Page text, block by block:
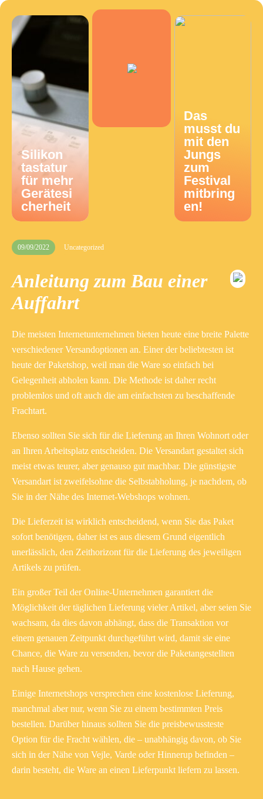
Silikon
tastatur
für mehr
Gerätesi
cherheit
Das
musst du
mit den
Jungs
zum
Festival
mitbring
en!
09/09/2022 Uncategorized
Anleitung zum Bau einer
Auffahrt
Die meisten Internetunternehmen bieten heute eine breite Palette
verschiedener Versandoptionen an. Einer der beliebtesten ist
heute der Paketshop, weil man die Ware so einfach bei
Gelegenheit abholen kann. Die Methode ist daher recht
problemlos und oft auch die am einfachsten zu beschaffende
Frachtart.
Ebenso sollten Sie sich für die Lieferung an Ihren Wohnort oder
an Ihren Arbeitsplatz entscheiden. Die Versandart gestaltet sich
meist etwas teurer, aber genauso gut machbar. Die günstigste
Versandart ist zweifelsohne die Selbstabholung, je nachdem, ob
Sie in der Nähe des Internet-Webshops wohnen.
Die Lieferzeit ist wirklich entscheidend, wenn Sie das Paket
sofort benötigen, daher ist es aus diesem Grund eigentlich
unerlässlich, den Zeithorizont für die Lieferung des jeweiligen
Artikels zu prüfen.
Ein großer Teil der Online-Unternehmen garantiert die
Möglichkeit der täglichen Lieferung vieler Artikel, aber seien Sie
wachsam, da dies davon abhängt, dass die Transaktion vor
einem genauen Zeitpunkt durchgeführt wird, damit sie eine
Chance, die Ware zu versenden, bevor die Paketangestellten
nach Hause gehen.
Einige Internetshops versprechen eine kostenlose Lieferung,
manchmal aber nur, wenn Sie zu einem bestimmten Preis
bestellen. Darüber hinaus sollten Sie die preisbewussteste
Option für die Fracht wählen, die – unabhängig davon, ob Sie
sich in der Nähe von Vejle, Varde oder Hinnerup befinden –
darin besteht, die Ware an einen Lieferpunkt liefern zu lassen.